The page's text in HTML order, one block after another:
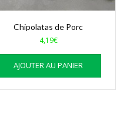
Chipolatas de Porc
4,19€
AJOUTER AU PANIER